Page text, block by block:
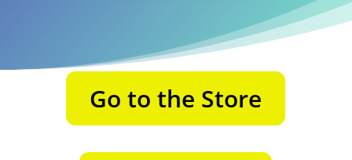
Go to the Store